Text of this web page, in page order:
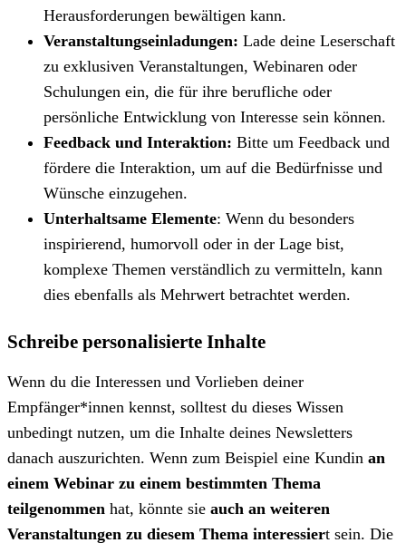
Herausforderungen bewältigen kann.
Veranstaltungseinladungen: Lade deine Leserschaft
zu exklusiven Veranstaltungen, Webinaren oder
Schulungen ein, die für ihre berufliche oder
persönliche Entwicklung von Interesse sein können.
Feedback und Interaktion: Bitte um Feedback und
fördere die Interaktion, um auf die Bedürfnisse und
Wünsche einzugehen.
Unterhaltsame Elemente: Wenn du besonders
inspirierend, humorvoll oder in der Lage bist,
komplexe Themen verständlich zu vermitteln, kann
dies ebenfalls als Mehrwert betrachtet werden.
Schreibe personalisierte Inhalte
Wenn du die Interessen und Vorlieben deiner
Empfänger*innen kennst, solltest du dieses Wissen
unbedingt nutzen, um die Inhalte deines Newsletters
danach auszurichten. Wenn zum Beispiel eine Kundin an
einem Webinar zu einem bestimmten Thema
teilgenommen hat, könnte sie auch an weiteren
Veranstaltungen zu diesem Thema interessiert sein. Die